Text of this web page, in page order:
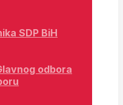
SDP BiH
odbora